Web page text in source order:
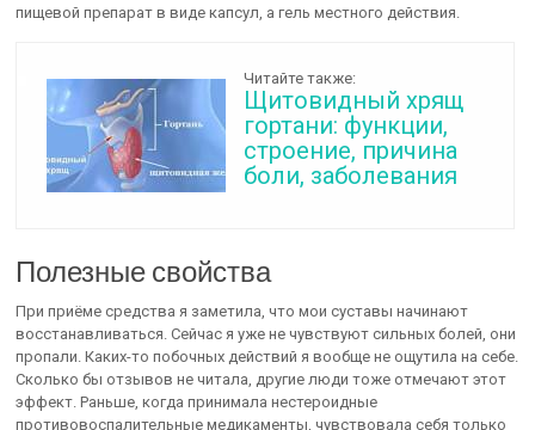
пищевой препарат в виде капсул, а гель местного действия.
Читайте также:
Щитовидный хрящ
гортани: функции,
строение, причина
боли, заболевания
Полезные свойства
При приёме средства я заметила, что мои суставы начинают
восстанавливаться. Сейчас я уже не чувствуют сильных болей, они
пропали. Каких-то побочных действий я вообще не ощутила на себе.
Сколько бы отзывов не читала, другие люди тоже отмечают этот
эффект. Раньше, когда принимала нестероидные
противовоспалительные медикаменты, чувствовала себя только